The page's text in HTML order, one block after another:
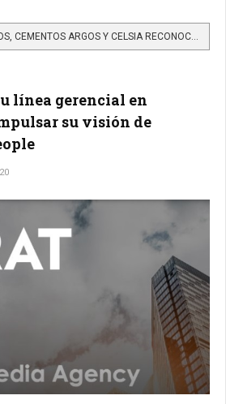
LEER MÁS…GRUPO ARGOS, CEMENTOS ARGOS Y CELSIA RECONOCIDAS POR MERCO ENTRE LAS EMPRESAS CON MEJOR REPUTACIÓN...
línea gerencial en
su visión de